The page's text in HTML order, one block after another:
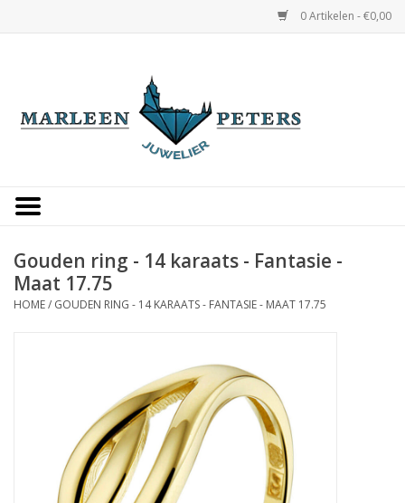
0 Artikelen - €0,00
Occasions
Merken
Cadeaukaarten
Gouden ring - 14 karaats - Fantasie -
Maat 17.75
HOME/ GOUDEN RING - 14 KARAATS - FANTASIE - MAAT 17.75